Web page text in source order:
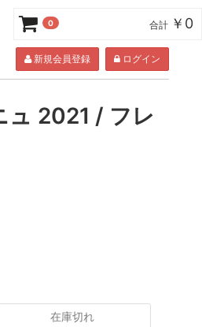
新規会員登録 ログイン
ュ 2021 / フレ
在庫切れ
0 合計 ￥0